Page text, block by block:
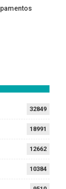
32849
18991
12662
10384